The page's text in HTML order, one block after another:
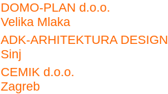
DOMO-PLAN d.o.o.
Velika Mlaka
ADK-ARHITEKTURA
Sinj
CEMIK d.o.o.
Zagreb